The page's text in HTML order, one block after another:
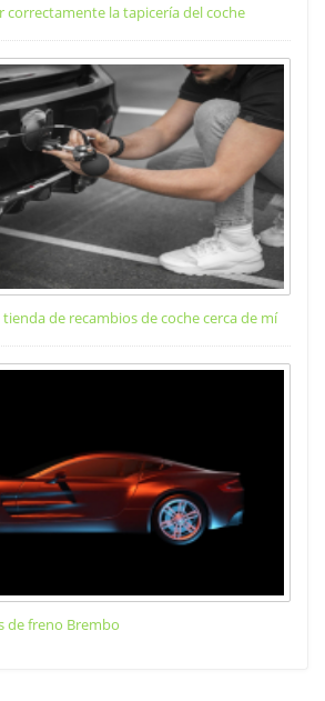
correctamente la tapicería del coche
de recambios de coche cerca de mí
de freno Brembo